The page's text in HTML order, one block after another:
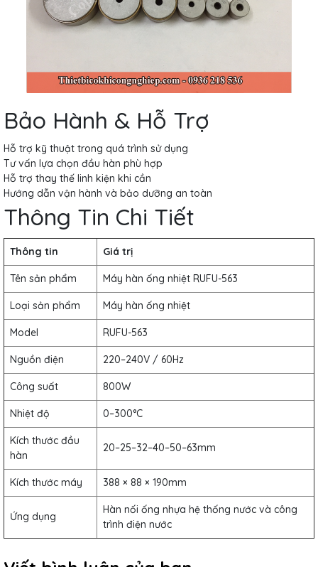
Bảo Hành & Hỗ Trợ
Hỗ trợ kỹ thuật trong quá trình sử dụng
Tư vấn lựa chọn đầu hàn phù hợp
Hỗ trợ thay thế linh kiện khi cần
Hướng dẫn vận hành và bảo dưỡng an toàn
Thông Tin Chi Tiết
Thông tin Giá trị
Tên sản phẩm Máy hàn ống nhiệt RUFU-563
Loại sản phẩm Máy hàn ống nhiệt
Model RUFU-563
Nguồn điện 220–240V / 60Hz
Công suất 800W
Nhiệt độ 0–300°C
Kích thước đầu
hàn
20–25–32–40–50–63mm
Kích thước máy 388 × 88 × 190mm
Ứng dụng
Hàn nối ống nhựa hệ thống nước và công
trình điện nước